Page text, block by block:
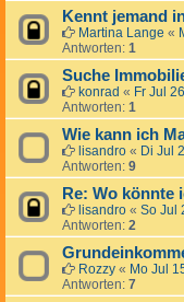
Kennt jemand
Martina Lange «
Antworten: 1
Suche
konrad « Fr Jul
Antworten: 1
Wie kann ich
lisandro « Di Jul
Antworten: 9
Re: Wo könnte
lisandro « So Jul
Antworten: 2
Rozzy « Mo Jul
Antworten: 7